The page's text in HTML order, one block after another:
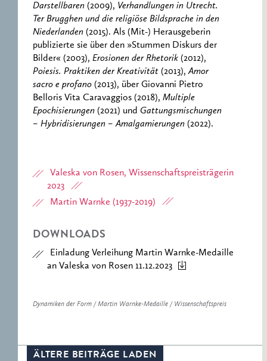
Darstellbaren (2009), Verhandlungen in Utrecht.
Ter Brugghen und die religiöse Bildsprache in den
Niederlanden (2015). Als (Mit-) Herausgeberin
publizierte sie über den »Stummen Diskurs der
Bilder« (2003), Erosionen der Rhetorik (2012),
Poiesis. Praktiken der Kreativität (2013),Amor
sacro e profano (2013), über Giovanni Pietro
Belloris Vita Caravaggios (2018), Multiple
Epochisierungen (2021) und Gattungsmischungen
– Hybridisierungen – Amalgamierungen (2022).
Valeska von Rosen, Wissenschaftspreisträgerin
2023
Martin Warnke (1937-2019)
DOWNLOADS
Einladung Verleihung Martin Warnke-Medaille
an Valeska von Rosen 11.12.2023
Dynamiken der Form / Martin Warnke-Medaille / Wissenschaftspreis
ÄLTERE BEITRÄGE LADEN